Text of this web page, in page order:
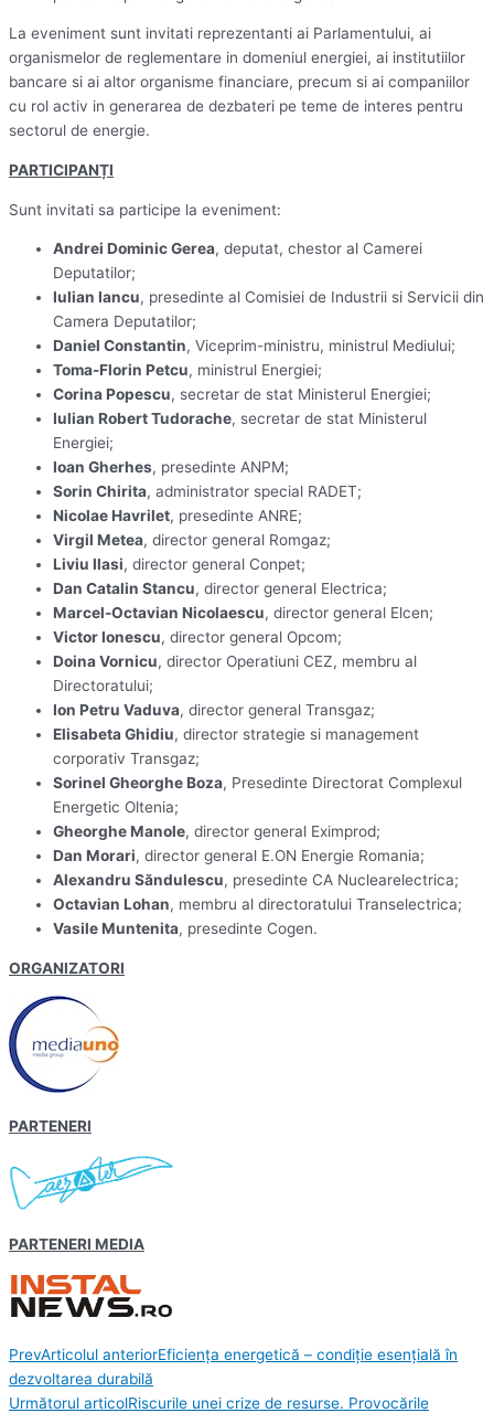
La eveniment sunt invitati reprezentanti ai Parlamentului, ai
organismelor de reglementare in domeniul energiei, ai institutiilor
bancare si ai altor organisme financiare, precum si ai companiilor
cu rol activ in generarea de dezbateri pe teme de interes pentru
sectorul de energie.
PARTICIPANȚI
Sunt invitati sa participe la eveniment:
Andrei Dominic Gerea, deputat, chestor al Camerei
Deputatilor;
Iulian Iancu, presedinte al Comisiei de Industrii si Servicii din
Camera Deputatilor;
Daniel Constantin, Viceprim-ministru, ministrul Mediului;
Toma-Florin Petcu, ministrul Energiei;
Corina Popescu, secretar de stat Ministerul Energiei;
Iulian Robert Tudorache, secretar de stat Ministerul
Energiei;
Ioan Gherhes, presedinte ANPM;
Sorin Chirita, administrator special RADET;
Nicolae Havrilet, presedinte ANRE;
Virgil Metea, director general Romgaz;
Liviu Ilasi, director general Conpet;
Dan Catalin Stancu, director general Electrica;
Marcel-Octavian Nicolaescu, director general Elcen;
Victor Ionescu, director general Opcom;
Doina Vornicu, director Operatiuni CEZ, membru al
Directoratului;
Ion Petru Vaduva, director general Transgaz;
Elisabeta Ghidiu, director strategie si management
corporativ Transgaz;
Sorinel Gheorghe Boza, Presedinte Directorat Complexul
Energetic Oltenia;
Gheorghe Manole, director general Eximprod;
Dan Morari, director general E.ON Energie Romania;
Alexandru Săndulescu, presedinte CA Nuclearelectrica;
Octavian Lohan, membru al directoratului Transelectrica;
Vasile Muntenita, presedinte Cogen.
ORGANIZATORI
PARTENERI
PARTENERI MEDIA
PrevArticolul anteriorEficiența energetică – condiție esențială în
dezvoltarea durabilă
Următorul articolRiscurile unei crize de resurse. Provocările